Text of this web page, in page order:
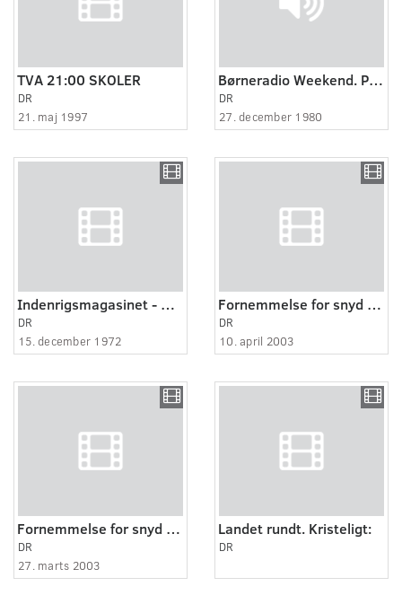
TVA 21:00 SKOLER
DR
21. maj 1997
Børneradio Weekend. Parkering Forbudt om "Byggeren".
DR
27. december 1980
Indenrigsmagasinet - miljøforurening
DR
15. december 1972
Fornemmelse for snyd (3:4)
DR
10. april 2003
Fornemmelse for snyd (1:4)
DR
27. marts 2003
Landet rundt. Kristeligt:
DR